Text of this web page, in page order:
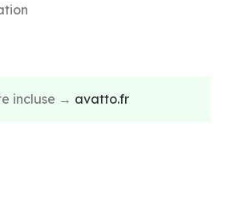
incluse → avatto.fr